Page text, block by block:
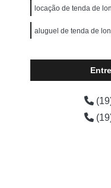
locação de tenda de
aluguel de tenda de